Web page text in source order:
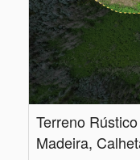
Terreno
Madeira,